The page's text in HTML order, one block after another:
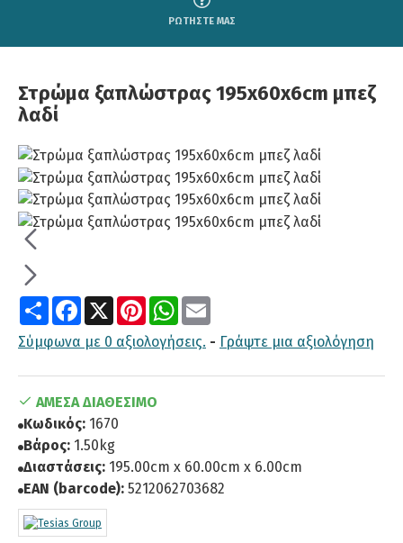
ΡΩΤΗΣΤΕ ΜΑΣ
Στρώμα ξαπλώστρας 195x60x6cm μπεζ
λαδί
ShareFacebook
X PinterestWhatsApp
Σύμφωνα με 0 αξιολογήσεις. - Γράψτε μια αξιολόγηση
ΆΜΕΣΑ ΔΙΑΘΈΣΙΜΟ
Κωδικός: 1670
Βάρος: 1.50kg
Διαστάσεις: 195.00cm x 60.00cm x 6.00cm
EAN (barcode): 5212062703682